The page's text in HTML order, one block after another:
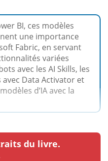
BI, ces modèles
une importance
Fabric, en servant
variées
avec les AI Skills, les
avec Data Activator et
d’IA avec la
du livre.